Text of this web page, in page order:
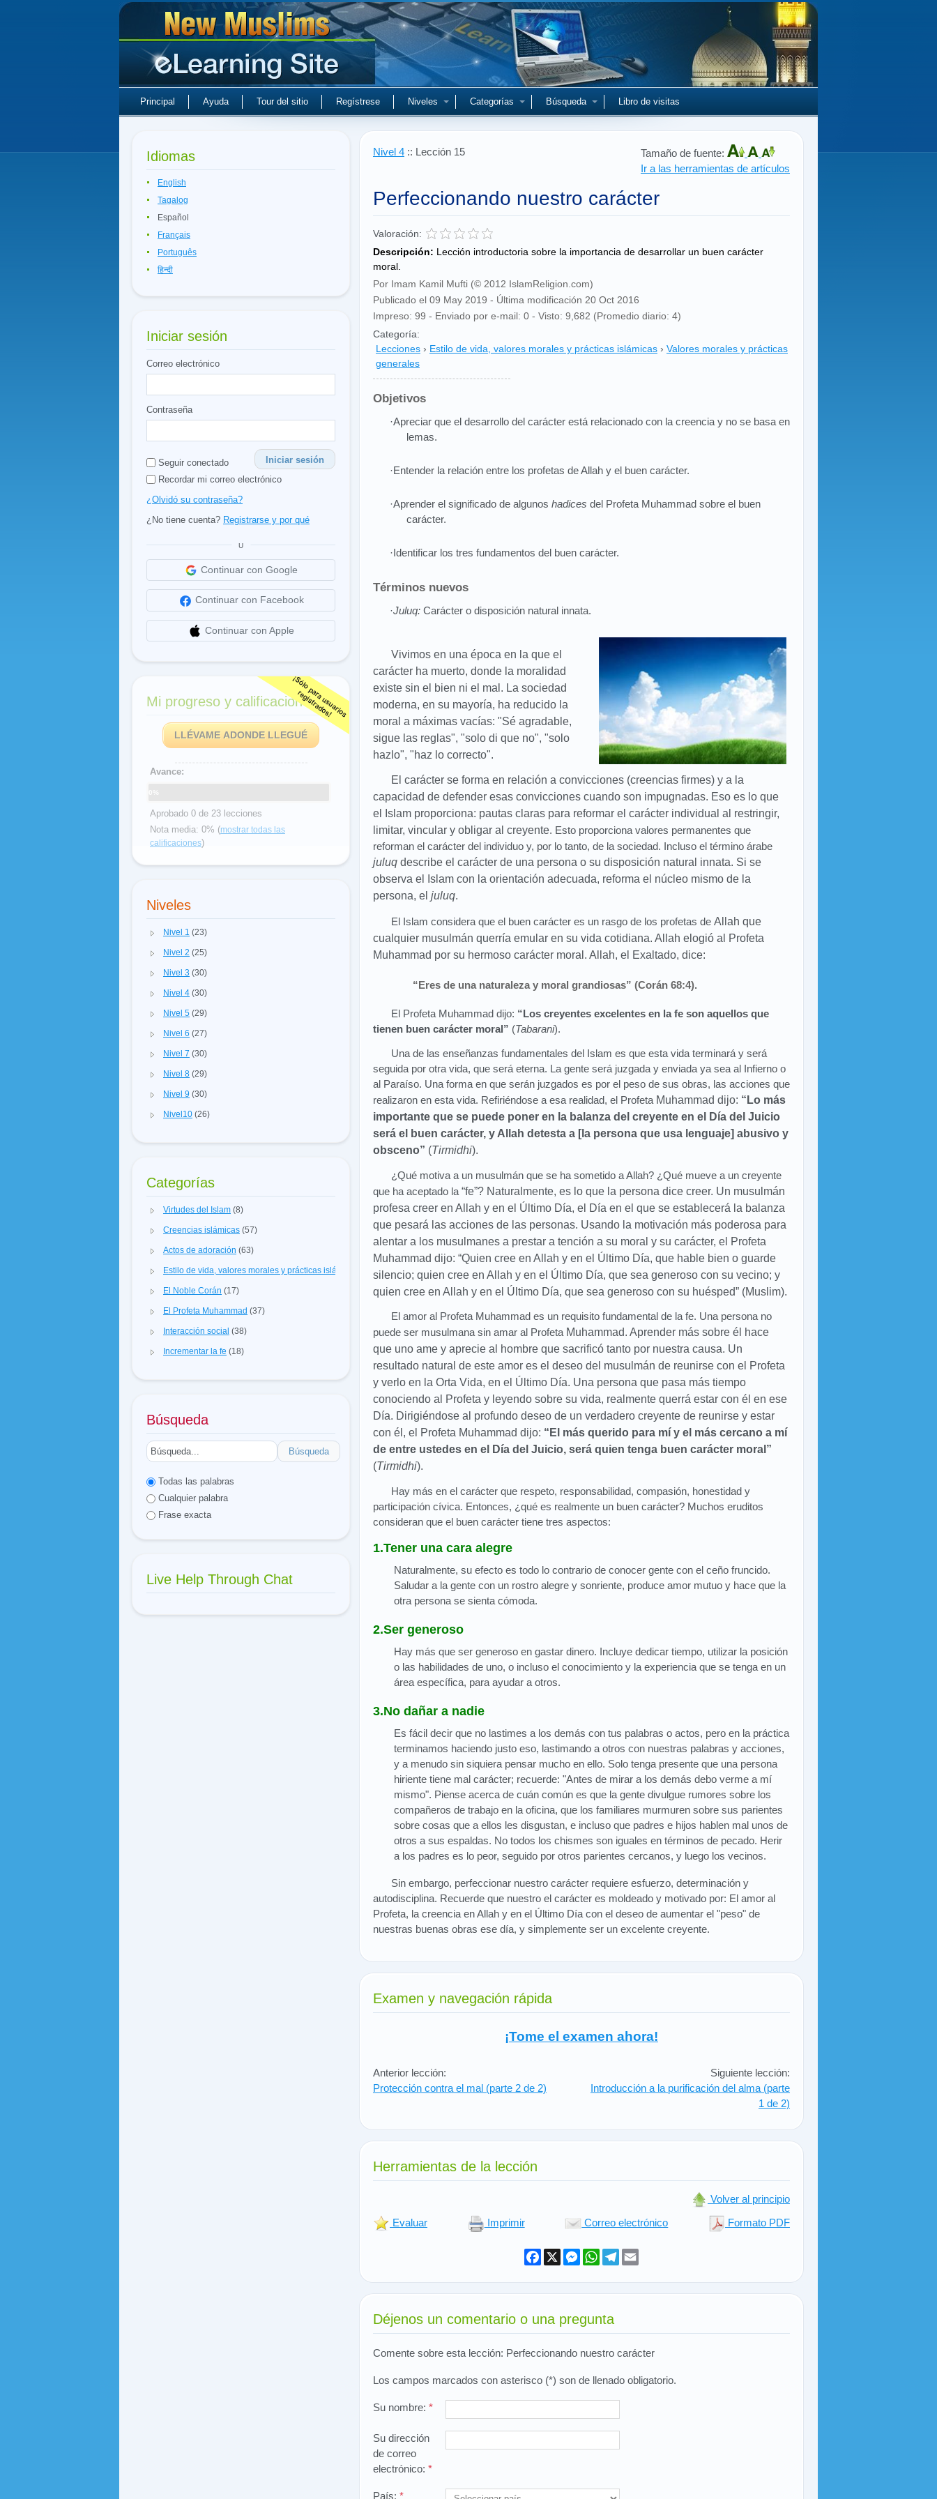
Principal Ayuda Tour del sitio Regístrese Niveles Categorías Búsqueda Libro de visitas
Idiomas
English
Tagalog
Español
Français
Português
हिन्दी
Iniciar sesión
Correo electrónico
Contraseña
Seguir conectado
Iniciar sesión
Recordar mi correo electrónico
¿Olvidó su contraseña?
¿No tiene cuenta? Registrarse y por qué
U
Continuar con Google
Continuar con Facebook
Continuar con Apple
Mi progreso y calificaciones
LLÉVAME ADONDE LLEGUÉ
Avance:
0%
Aprobado 0 de 23 lecciones
Nota media: 0% (mostrar todas las
calificaciones)
Niveles
Nivel 1 (23)
Nivel 2 (25)
Nivel 3 (30)
Nivel 4 (30)
Nivel 5 (29)
Nivel 6 (27)
Nivel 7 (30)
Nivel 8 (29)
Nivel 9 (30)
Nivel10 (26)
Categorías
Virtudes del Islam (8)
Creencias islámicas (57)
Actos de adoración (63)
Estilo de vida, valores morales y prácticas islámicas (48)
El Noble Corán (17)
El Profeta Muhammad (37)
Interacción social (38)
Incrementar la fe (18)
Búsqueda
Búsqueda
Todas las palabras
Cualquier palabra
Frase exacta
Live Help Through Chat
Nivel 4 :: Lección 15
Tamaño de fuente:
Ir a las herramientas de artículos
Perfeccionando nuestro carácter
Valoración:
Descripción: Lección introductoria sobre la importancia de desarrollar un buen carácter
moral.
Por Imam Kamil Mufti (© 2012 IslamReligion.com)
Publicado el 09 May 2019 - Última modificación 20 Oct 2016
Impreso: 99 - Enviado por e-mail: 0 - Visto: 9,682 (Promedio diario: 4)
Categoría:
Lecciones › Estilo de vida, valores morales y prácticas islámicas › Valores morales y prácticas
generales
Objetivos
·Apreciar que el desarrollo del carácter está relacionado con la creencia y no se basa en
lemas.
·Entender la relación entre los profetas de Allah y el buen carácter.
·Aprender el significado de algunos hadices del Profeta Muhammad sobre el buen
carácter.
·Identificar los tres fundamentos del buen carácter.
Términos nuevos
·Juluq: Carácter o disposición natural innata.
Vivimos en una época en la que el
carácter ha muerto, donde la moralidad
existe sin el bien ni el mal. La sociedad
moderna, en su mayoría, ha reducido la
moral a máximas vacías: "Sé agradable,
sigue las reglas", "solo di que no", "solo
hazlo", "haz lo correcto".
El carácter se forma en relación a convicciones (creencias firmes) y a la
capacidad de defender esas convicciones cuando son impugnadas. Eso es lo que
el Islam proporciona: pautas claras para reformar el carácter individual al restringir,
limitar, vincular y obligar al creyente. Esto proporciona valores permanentes que
reforman el carácter del individuo y, por lo tanto, de la sociedad. Incluso el término árabe
juluq describe el carácter de una persona o su disposición natural innata. Si se
observa el Islam con la orientación adecuada, reforma el núcleo mismo de la
persona, el juluq.
El Islam considera que el buen carácter es un rasgo de los profetas deAllah que
cualquier musulmán querría emular en su vida cotidiana. Allah elogió al Profeta
Muhammad por su hermoso carácter moral. Allah, el Exaltado, dice:
“Eres de una naturaleza y moral grandiosas” (Corán 68:4).
El Profeta Muhammad dijo: “Los creyentes excelentes en la fe son aquellos que
tienen buen carácter moral” (Tabarani).
Una de las enseñanzas fundamentales del Islam es que esta vida terminará y será
seguida por otra vida, que será eterna. La gente será juzgada y enviada ya sea al Infierno o
al Paraíso. Una forma en que serán juzgados es por el peso de sus obras, las acciones que
realizaron en esta vida. Refiriéndose a esa realidad, el Profeta Muhammad dijo: “Lo más
importante que se puede poner en la balanza del creyente en el Día del Juicio
será el buen carácter, y Allah detesta a [la persona que usa lenguaje] abusivo y
obsceno” (Tirmidhi).
¿Qué motiva a un musulmán que se ha sometido a Allah? ¿Qué mueve a un creyente
que ha aceptado la “fe”? Naturalmente, es lo que la persona dice creer. Un musulmán
profesa creer en Allah y en el Último Día, el Día en el que se establecerá la balanza
que pesará las acciones de las personas. Usando la motivación más poderosa para
alentar a los musulmanes a prestar a tención a su moral y su carácter, el Profeta
Muhammad dijo: “Quien cree en Allah y en el Último Día, que hable bien o guarde
silencio; quien cree en Allah y en el Último Día, que sea generoso con su vecino; y
quien cree en Allah y en el Último Día, que sea generoso con su huésped” (Muslim).
El amor al Profeta Muhammad es un requisito fundamental de la fe. Una persona no
puede ser musulmana sin amar al Profeta Muhammad. Aprender más sobre él hace
que uno ame y aprecie al hombre que sacrificó tanto por nuestra causa. Un
resultado natural de este amor es el deseo del musulmán de reunirse con el Profeta
y verlo en la Orta Vida, en el Último Día. Una persona que pasa más tiempo
conociendo al Profeta y leyendo sobre su vida, realmente querrá estar con él en ese
Día. Dirigiéndose al profundo deseo de un verdadero creyente de reunirse y estar
con él, el Profeta Muhammad dijo: “El más querido para mí y el más cercano a mí
de entre ustedes en el Día del Juicio, será quien tenga buen carácter moral”
(Tirmidhi).
Hay más en el carácter que respeto, responsabilidad, compasión, honestidad y
participación cívica. Entonces, ¿qué es realmente un buen carácter? Muchos eruditos
consideran que el buen carácter tiene tres aspectos:
1.Tener una cara alegre
Naturalmente, su efecto es todo lo contrario de conocer gente con el ceño fruncido.
Saludar a la gente con un rostro alegre y sonriente, produce amor mutuo y hace que la
otra persona se sienta cómoda.
2.Ser generoso
Hay más que ser generoso en gastar dinero. Incluye dedicar tiempo, utilizar la posición
o las habilidades de uno, o incluso el conocimiento y la experiencia que se tenga en un
área específica, para ayudar a otros.
3.No dañar a nadie
Es fácil decir que no lastimes a los demás con tus palabras o actos, pero en la práctica
terminamos haciendo justo eso, lastimando a otros con nuestras palabras y acciones,
y a menudo sin siquiera pensar mucho en ello. Solo tenga presente que una persona
hiriente tiene mal carácter; recuerde: "Antes de mirar a los demás debo verme a mí
mismo". Piense acerca de cuán común es que la gente divulgue rumores sobre los
compañeros de trabajo en la oficina, que los familiares murmuren sobre sus parientes
sobre cosas que a ellos les disgustan, e incluso que padres e hijos hablen mal unos de
otros a sus espaldas. No todos los chismes son iguales en términos de pecado. Herir
a los padres es lo peor, seguido por otros parientes cercanos, y luego los vecinos.
Sin embargo, perfeccionar nuestro carácter requiere esfuerzo, determinación y
autodisciplina. Recuerde que nuestro el carácter es moldeado y motivado por: El amor al
Profeta, la creencia en Allah y en el Último Día con el deseo de aumentar el "peso" de
nuestras buenas obras ese día, y simplemente ser un excelente creyente.
Examen y navegación rápida
¡Tome el examen ahora!
Anterior lección:
Protección contra el mal (parte 2 de 2)
Siguiente lección:
Introducción a la purificación del alma (parte
1 de 2)
Herramientas de la lección
Volver al principio
Evaluar Imprimir Correo electrónico Formato PDF
Facebook
X Messenger
WhatsApp
Telegram
Déjenos un comentario o una pregunta
Comente sobre esta lección: Perfeccionando nuestro carácter
Los campos marcados con asterisco (*) son de llenado obligatorio.
Su nombre: *
Su dirección
de correo
electrónico: *
País: *